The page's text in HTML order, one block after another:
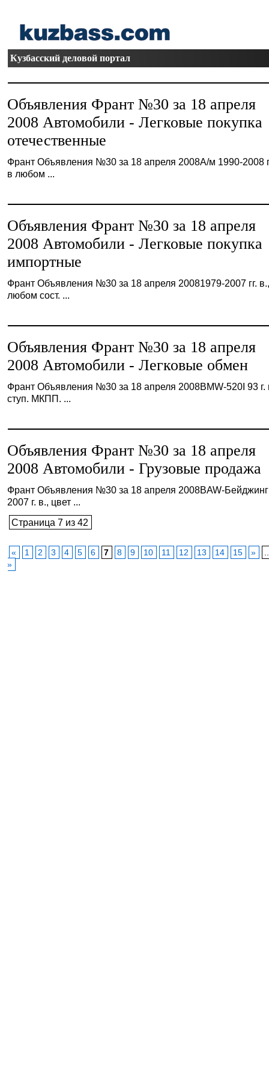
Кузбасский деловой портал
Объявления Франт №30 за 18 апреля
2008 Автомобили - Легковые покупка
отечественные
Франт Объявления №30 за 18 апреля 2008А/м 1990-2008
в любом ...
Объявления Франт №30 за 18 апреля
2008 Автомобили - Легковые покупка
импортные
Франт Объявления №30 за 18 апреля 20081979-2007 гг.
любом сост. ...
Объявления Франт №30 за 18 апреля
2008 Автомобили - Легковые обмен
Франт Объявления №30 за 18 апреля 2008BMW-520I 93 г.
ступ. МКПП. ...
Объявления Франт №30 за 18 апреля
2008 Автомобили - Грузовые продажа
Франт Объявления №30 за 18 апреля 2008BAW-Бейджинг
2007 г. в., цвет ...
Страница 7 из 42
« 1 2 3 4 5 6 7 8 9 10 11 12 13 14 15 »
»